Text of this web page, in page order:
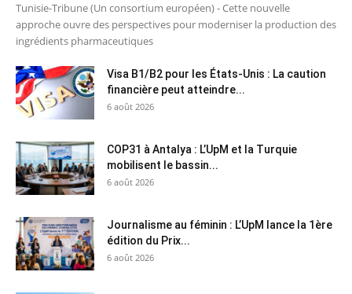
Tunisie-Tribune (Un consortium européen) - Cette nouvelle
approche ouvre des perspectives pour moderniser la production des
ingrédients pharmaceutiques
Visa B1/B2 pour les États-Unis : La caution
financière peut atteindre...
6 août 2026
COP31 à Antalya : L’UpM et la Turquie
mobilisent le bassin...
6 août 2026
Journalisme au féminin : L’UpM lance la 1ère
édition du Prix...
6 août 2026